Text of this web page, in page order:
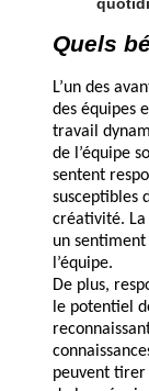
Quels
L’un des
des équipes
travail
de l’équipe
sentent
susceptibles
créativité.
un
l’équipe.
De plus,
le potentiel
peuvent tirer